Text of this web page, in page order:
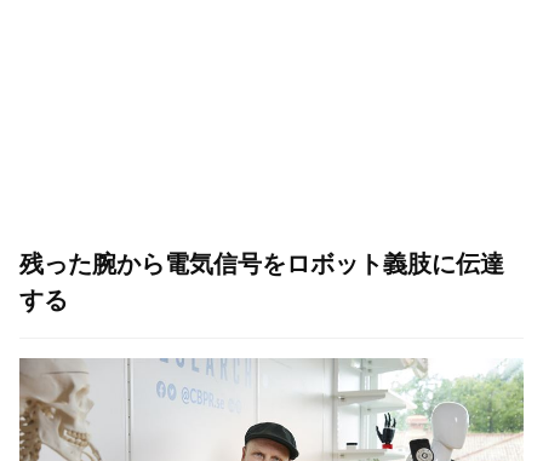
残った腕から電気信号をロボット義肢に伝達
する